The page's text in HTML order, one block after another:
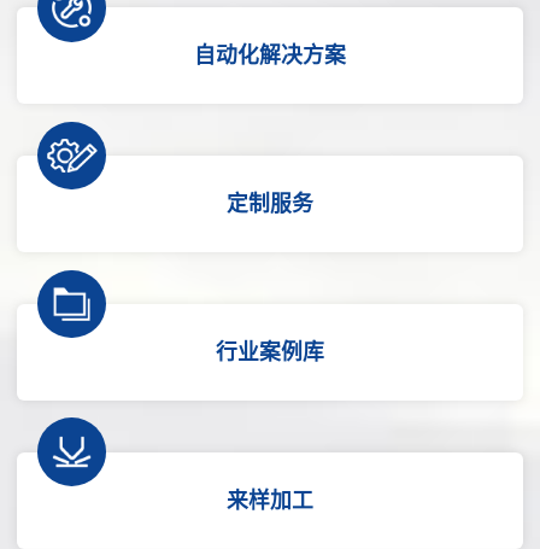
自动化解决方案
定制服务
行业案例库
来样加工